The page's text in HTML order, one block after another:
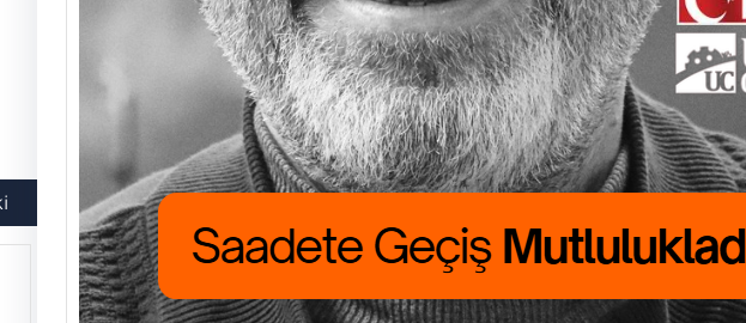
nafakasını çıkarmak
için hasat…